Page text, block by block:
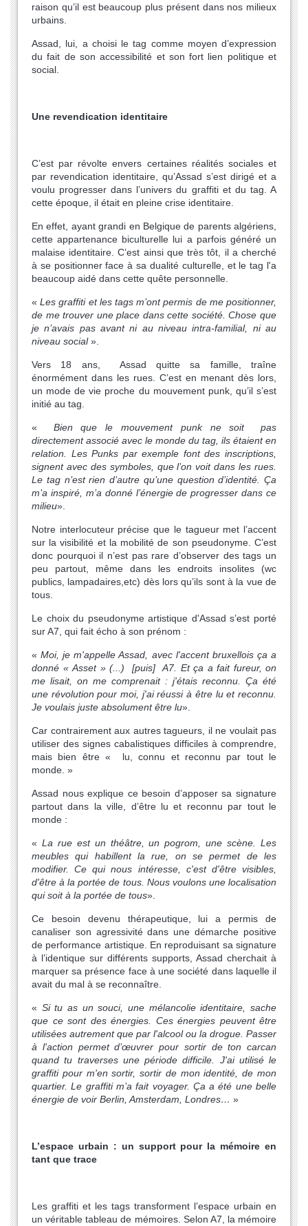
raison qu’il est beaucoup plus présent dans nos milieux
urbains.
Assad, lui, a choisi le tag comme moyen d’expression
du fait de son accessibilité et son fort lien politique et
social.
Une revendication identitaire
C’est par révolte envers certaines réalités sociales et
par revendication identitaire, qu’Assad s’est dirigé et a
voulu progresser dans l’univers du graffiti et du tag. A
cette époque, il était en pleine crise identitaire.
En effet, ayant grandi en Belgique de parents algériens,
cette appartenance biculturelle lui a parfois généré un
malaise identitaire. C’est ainsi que très tôt, il a cherché
à se positionner face à sa dualité culturelle, et le tag l'a
beaucoup aidé dans cette quête personnelle.
« Les graffiti et les tags m’ont permis de me positionner,
de me trouver une place dans cette société. Chose que
je n’avais pas avant ni au niveau intra-familial, ni au
niveau social».
Vers 18 ans, Assad quitte sa famille, traîne
énormément dans les rues. C’est en menant dès lors,
un mode de vie proche du mouvement punk, qu’il s’est
initié au tag.
« Bien que le mouvement punk ne soit pas
directement associé avec le monde du tag, ils étaient en
relation. Les Punks par exemple font des inscriptions,
signent avec des symboles, que l’on voit dans les rues.
Le tag n’est rien d’autre qu’une question d’identité. Ça
m’a inspiré, m’a donné l’énergie de progresser dans ce
milieu».
Notre interlocuteur précise que le tagueur met l’accent
sur la visibilité et la mobilité de son pseudonyme. C’est
donc pourquoi il n’est pas rare d’observer des tags un
peu partout, même dans les endroits insolites (wc
publics, lampadaires,etc) dès lors qu’ils sont à la vue de
tous.
Le choix du pseudonyme artistique d'Assad s’est porté
sur A7, qui fait écho à son prénom :
«Moi, je m'appelle Assad, avec l'accent bruxellois ça a
donné « Asset » (...) [puis] A7. Et ça a fait fureur, on
me lisait, on me comprenait : j'étais reconnu. Ça été
une révolution pour moi, j'ai réussi à être lu et reconnu.
Je voulais juste absolument être lu».
Car contrairement aux autres tagueurs, il ne voulait pas
utiliser des signes cabalistiques difficiles à comprendre,
mais bien être « lu, connu et reconnu par tout le
monde. »
Assad nous explique ce besoin d’apposer sa signature
partout dans la ville, d’être lu et reconnu par tout le
monde :
« La rue est un théâtre, un pogrom, une scène. Les
meubles qui habillent la rue, on se permet de les
modifier. Ce qui nous intéresse, c'est d'être visibles,
d'être à la portée de tous. Nous voulons une localisation
qui soit à la portée de tous».
Ce besoin devenu thérapeutique, lui a permis de
canaliser son agressivité dans une démarche positive
de performance artistique. En reproduisant sa signature
à l’identique sur différents supports, Assad cherchait à
marquer sa présence face à une société dans laquelle il
avait du mal à se reconnaître.
« Si tu as un souci, une mélancolie identitaire, sache
que ce sont des énergies. Ces énergies peuvent être
utilisées autrement que par l'alcool ou la drogue. Passer
à l'action permet d’œuvrer pour sortir de ton carcan
quand tu traverses une période difficile. J'ai utilisé le
graffiti pour m'en sortir, sortir de mon identité, de mon
quartier. Le graffiti m’a fait voyager. Ça a été une belle
énergie de voir Berlin, Amsterdam, Londres… »
L’espace urbain : un support pour la mémoire en
tant que trace
Les graffiti et les tags transforment l’espace urbain en
un véritable tableau de mémoires. Selon A7, la mémoire